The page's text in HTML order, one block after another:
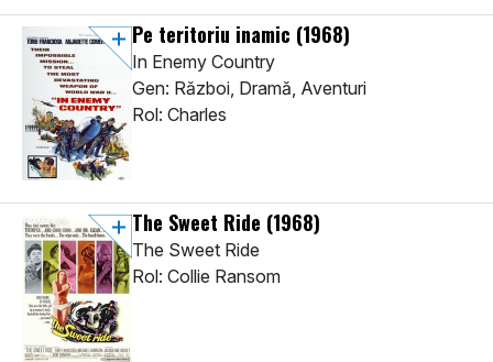
Pe teritoriu inamic (1968)
In Enemy Country
Gen: Război, Dramă, Aventuri
Rol: Charles
The Sweet Ride (1968)
The Sweet Ride
Rol: Collie Ransom